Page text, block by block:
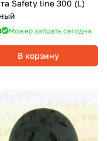
Safety line 300 (L)
Можно забрать сегодня
В корзину